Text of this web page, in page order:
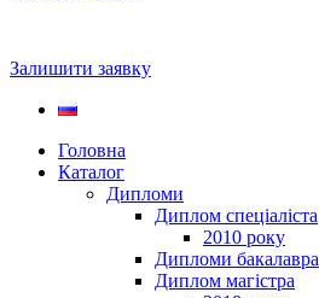
Залишити заявку
Головна
Каталог
Дипломи
Диплом спеціаліста
2010 року
Дипломи бакалавра
Диплом магістра